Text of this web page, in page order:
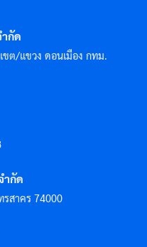
กัด
ขต/แขวง ดอนเมือง กทม.
ำกัด
สาคร 74000